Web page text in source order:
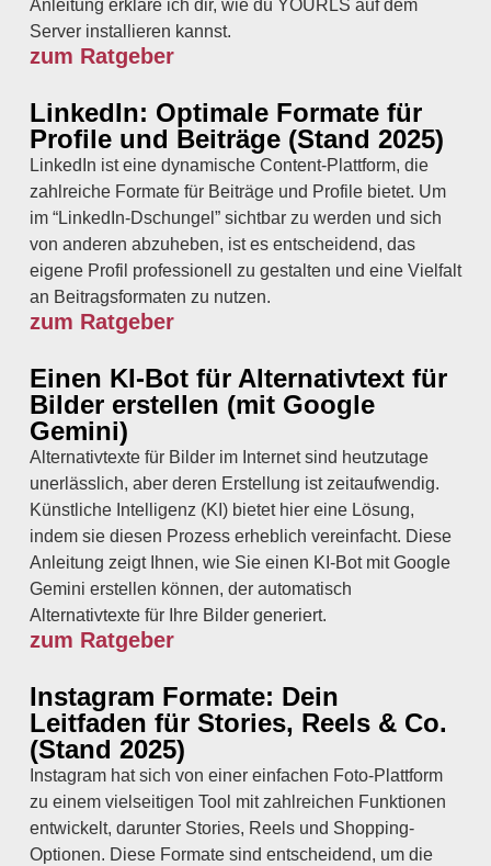
Anleitung erkläre ich dir, wie du YOURLS auf dem
Server installieren kannst.
zum Ratgeber
LinkedIn: Optimale Formate für
Profile und Beiträge (Stand 2025)
LinkedIn ist eine dynamische Content-Plattform, die
zahlreiche Formate für Beiträge und Profile bietet. Um
im “LinkedIn-Dschungel” sichtbar zu werden und sich
von anderen abzuheben, ist es entscheidend, das
eigene Profil professionell zu gestalten und eine Vielfalt
an Beitragsformaten zu nutzen.
zum Ratgeber
Einen KI-Bot für Alternativtext für
Bilder erstellen (mit Google
Gemini)
Alternativtexte für Bilder im Internet sind heutzutage
unerlässlich, aber deren Erstellung ist zeitaufwendig.
Künstliche Intelligenz (KI) bietet hier eine Lösung,
indem sie diesen Prozess erheblich vereinfacht. Diese
Anleitung zeigt Ihnen, wie Sie einen KI-Bot mit Google
Gemini erstellen können, der automatisch
Alternativtexte für Ihre Bilder generiert.
zum Ratgeber
Instagram Formate: Dein
Leitfaden für Stories, Reels & Co.
(Stand 2025)
Instagram hat sich von einer einfachen Foto-Plattform
zu einem vielseitigen Tool mit zahlreichen Funktionen
entwickelt, darunter Stories, Reels und Shopping-
Optionen. Diese Formate sind entscheidend, um die